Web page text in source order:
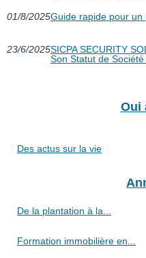
01/8/2025Guide rapide pour un
23/6/2025SICPA SECURITY
Son Statut de
Oui
Des actus sur la vie
De la plantation à la...
Formation immobilière en...